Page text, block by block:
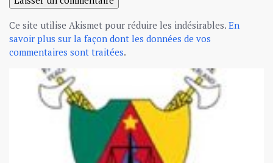
Ce site utilise Akismet pour réduire les indésirables. En
savoir plus sur la façon dont les données de vos
commentaires sont traitées.